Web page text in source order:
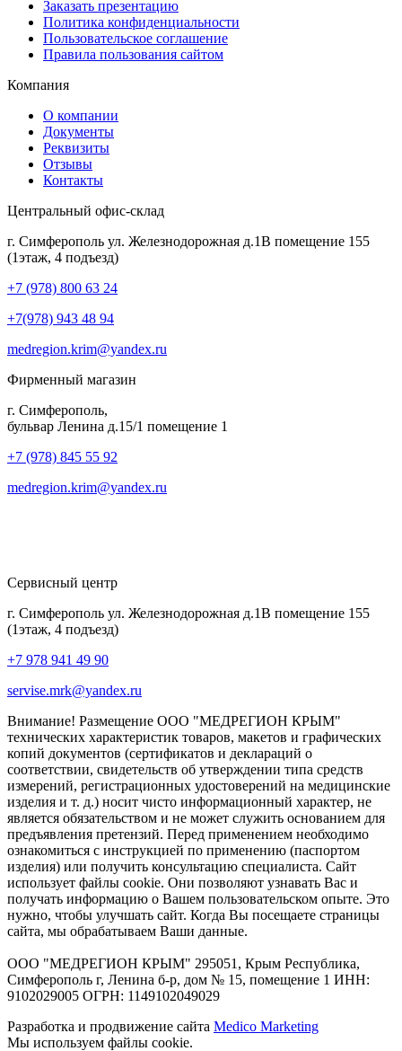
Заказать презентацию
Политика конфиденциальности
Пользовательское соглашение
Правила пользования сайтом
Компания
О компании
Документы
Реквизиты
Отзывы
Контакты
Центральный офис-склад
г. Симферополь ул. Железнодорожная д.1В помещение 155
(1этаж, 4 подъезд)
+7 (978) 800 63 24
+7(978) 943 48 94
medregion.krim@yandex.ru
Фирменный магазин
г. Симферополь,
бульвар Ленина д.15/1 помещение 1
+7 (978) 845 55 92
medregion.krim@yandex.ru
Сервисный центр
г. Симферополь ул. Железнодорожная д.1В помещение 155
(1этаж, 4 подъезд)
+7 978 941 49 90
servise.mrk@yandex.ru
Внимание! Размещение ООО "МЕДРЕГИОН КРЫМ"
технических характеристик товаров, макетов и графических
копий документов (сертификатов и деклараций о
соответствии, свидетельств об утверждении типа средств
измерений, регистрационных удостоверений на медицинские
изделия и т. д.) носит чисто информационный характер, не
является обязательством и не может служить основанием для
предъявления претензий. Перед применением необходимо
ознакомиться с инструкцией по применению (паспортом
изделия) или получить консультацию специалиста. Сайт
использует файлы cookie. Они позволяют узнавать Вас и
получать информацию о Вашем пользовательском опыте. Это
нужно, чтобы улучшать сайт. Когда Вы посещаете страницы
сайта, мы обрабатываем Ваши данные.
ООО "МЕДРЕГИОН КРЫМ" 295051, Крым Республика,
Симферополь г, Ленина б-р, дом № 15, помещение 1 ИНН:
9102029005 ОГРН: 1149102049029
Разработка и продвижение сайта Medico Marketing
Мы используем файлы cookie.